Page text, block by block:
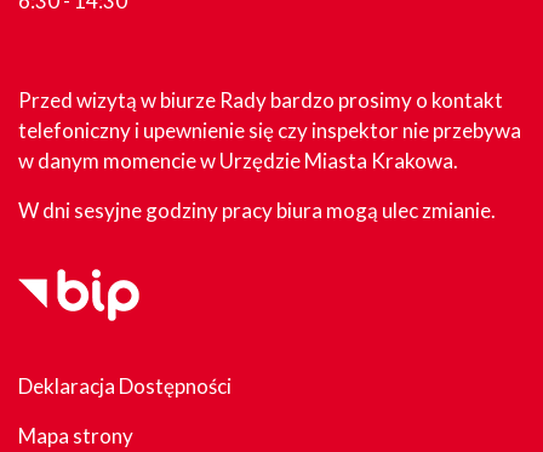
Przed wizytą w biurze Rady bardzo prosimy o kontakt
telefoniczny i upewnienie się czy inspektor nie przebywa
w danym momencie w Urzędzie Miasta Krakowa.
W dni sesyjne godziny pracy biura mogą ulec zmianie.
Deklaracja Dostępności
Mapa strony